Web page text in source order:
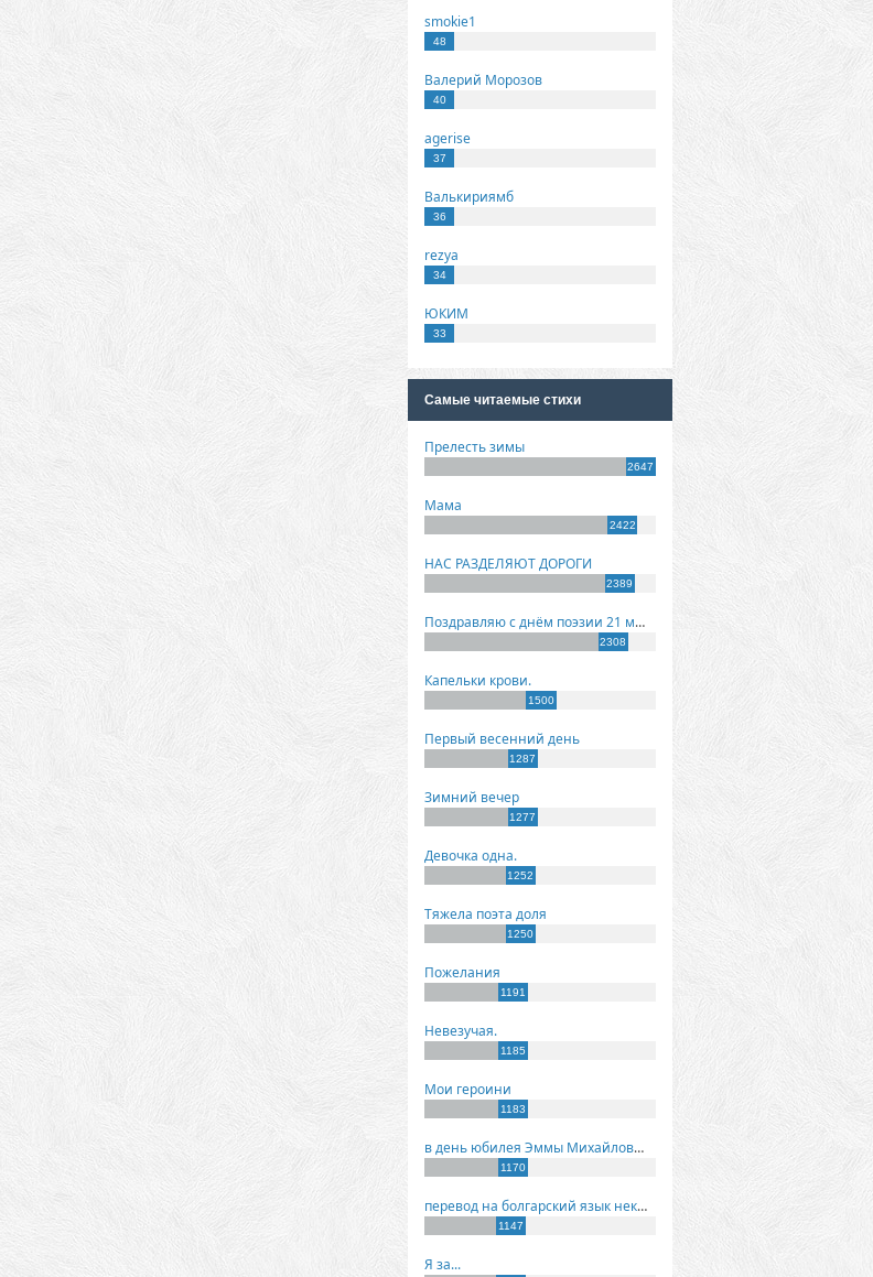
smokie1
48
Валерий Морозов
40
agerise
37
Валькириямб
36
rezya
34
ЮКИМ
33
Самые читаемые стихи
Прелесть зимы
2647
Мама
2422
НАС РАЗДЕЛЯЮТ ДОРОГИ
2389
Поздравляю с днём поэзии 21 марта!
2308
Капельки крови.
1500
Первый весенний день
1287
Зимний вечер
1277
Девочка одна.
1252
Тяжела поэта доля
1250
Пожелания
1191
Невезучая.
1185
Мои героини
1183
в день юбилея Эммы Михайловны Киселевой
1170
перевод на болгарский язык некоторых моих стихов
1147
Я за...